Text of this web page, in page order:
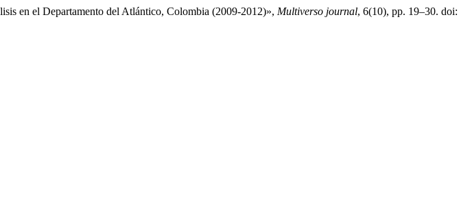
en el Departamento del Atlántico, Colombia (2009-2012)», Multiverso journal, 6(10), pp. 19–30. doi: